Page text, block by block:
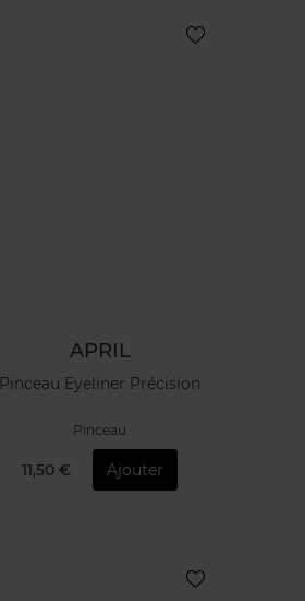
APRIL
Pinceau Eyeliner Précision
Pinceau
11,50 € Ajouter